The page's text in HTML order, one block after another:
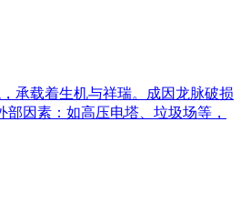
承载着生机与祥瑞。成因龙脉破损
因素：如高压电塔、垃圾场等，